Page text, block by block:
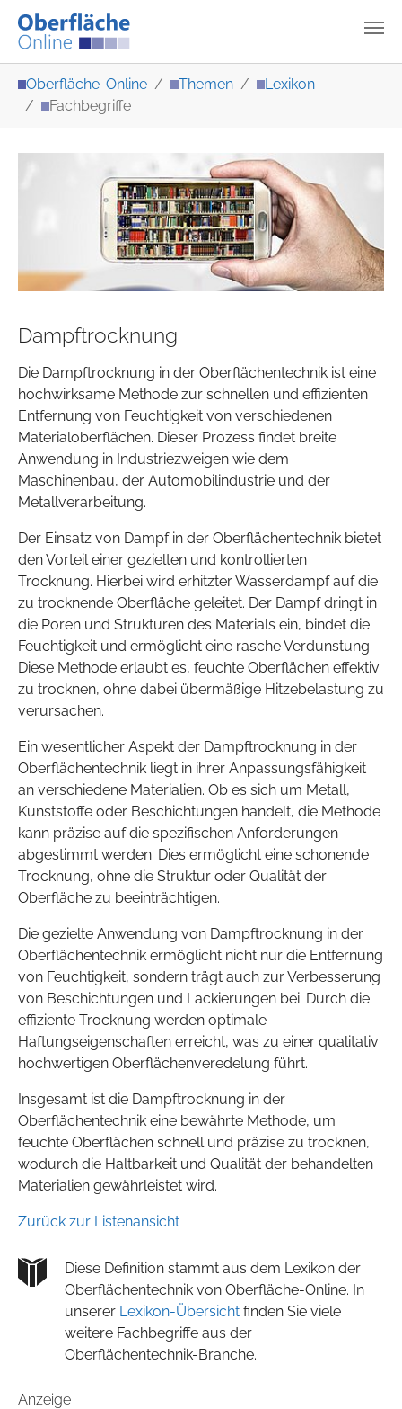
Oberfläche-Online Themen
Lexikon
Fachbegriffe
Dampftrocknung
Die Dampftrocknung in der Oberflächentechnik ist eine
hochwirksame Methode zur schnellen und effizienten
Entfernung von Feuchtigkeit von verschiedenen
Materialoberflächen. Dieser Prozess findet breite
Anwendung in Industriezweigen wie dem
Maschinenbau, der Automobilindustrie und der
Metallverarbeitung.
Der Einsatz von Dampf in der Oberflächentechnik bietet
den Vorteil einer gezielten und kontrollierten
Trocknung. Hierbei wird erhitzter Wasserdampf auf die
zu trocknende Oberfläche geleitet. Der Dampf dringt in
die Poren und Strukturen des Materials ein, bindet die
Feuchtigkeit und ermöglicht eine rasche Verdunstung.
Diese Methode erlaubt es, feuchte Oberflächen effektiv
zu trocknen, ohne dabei übermäßige Hitzebelastung zu
verursachen.
Ein wesentlicher Aspekt der Dampftrocknung in der
Oberflächentechnik liegt in ihrer Anpassungsfähigkeit
an verschiedene Materialien. Ob es sich um Metall,
Kunststoffe oder Beschichtungen handelt, die Methode
kann präzise auf die spezifischen Anforderungen
abgestimmt werden. Dies ermöglicht eine schonende
Trocknung, ohne die Struktur oder Qualität der
Oberfläche zu beeinträchtigen.
Die gezielte Anwendung von Dampftrocknung in der
Oberflächentechnik ermöglicht nicht nur die Entfernung
von Feuchtigkeit, sondern trägt auch zur Verbesserung
von Beschichtungen und Lackierungen bei. Durch die
effiziente Trocknung werden optimale
Haftungseigenschaften erreicht, was zu einer qualitativ
hochwertigen Oberflächenveredelung führt.
Insgesamt ist die Dampftrocknung in der
Oberflächentechnik eine bewährte Methode, um
feuchte Oberflächen schnell und präzise zu trocknen,
wodurch die Haltbarkeit und Qualität der behandelten
Materialien gewährleistet wird.
Zurück zur Listenansicht
Diese Definition stammt aus dem Lexikon der
Oberflächentechnik von Oberfläche-Online. In
unserer Lexikon-Übersicht finden Sie viele
weitere Fachbegriffe aus der
Oberflächentechnik-Branche.
Anzeige